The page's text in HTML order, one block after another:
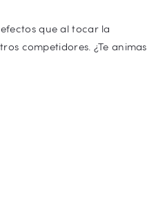
que al tocar la
competidores. ¿Te animas